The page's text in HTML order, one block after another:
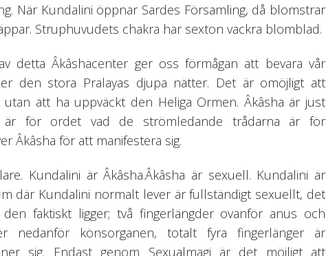
När Kundalini öppnar Sardes Församling, då blomstrar
Struphuvudets chakra har sexton vackra blomblad.
detta Âkâshacenter ger oss förmågan att bevara vår
den stora Pralayas djupa nätter. Det är omöjligt att
att ha uppväckt den Heliga Ormen. Âkâsha är just
är för ordet vad de strömledande trådarna är för
Âkâsha för att manifestera sig.
Kundalini är Âkâsha.Âkâsha är sexuell. Kundalini är
där Kundalini normalt lever är fullständigt sexuellt, det
faktiskt ligger; två fingerlängder ovanför anus och
nedanför könsorganen, totalt fyra fingerlänger är
sig. Endast genom Sexualmagi är det möjligt att